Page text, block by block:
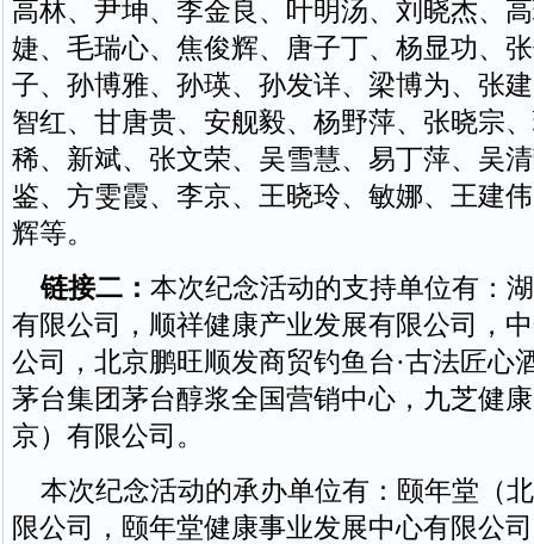
高林、尹坤、李金良、叶明汤、刘晓杰、
婕、毛瑞心、焦俊辉、唐子丁、杨显功、
子、孙博雅、孙瑛、孙发详、梁博为、张
智红、甘唐贵、安舰毅、杨野萍、张晓宗
稀、新斌、张文荣、吴雪慧、易丁萍、吴
鉴、方雯霞、李京、王晓玲、敏娜、王建
辉等。
链接二： 本次纪念活动的支持单位有：
有限公司，顺祥健康产业发展有限公司，
公司，北京鹏旺顺发商贸钓鱼台·古法匠心
茅台集团茅台醇浆全国营销中心，九芝健
京）有限公司。
本次纪念活动的承办单位有：颐年堂（
限公司，颐年堂健康事业发展中心有限公